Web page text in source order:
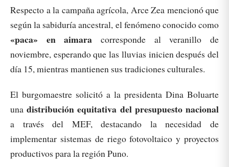
Respecto a la campaña agrícola, Arce Zea mencionó que
según la sabiduría ancestral, el fenómeno conocido como
«paca» en aimara corresponde al veranillo de
noviembre, esperando que las lluvias inicien después del
día 15, mientras mantienen sus tradiciones culturales.
El burgomaestre solicitó a la presidenta Dina Boluarte
unadistribución equitativa del presupuesto nacional
a través del MEF, destacando la necesidad de
implementar sistemas de riego fotovoltaico y proyectos
productivos para la región Puno.